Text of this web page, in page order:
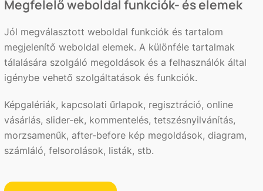
Megfelelő weboldal funkciók- és elemek
Jól megválasztott weboldal funkciók és tartalom
megjelenítő weboldal elemek. A különféle tartalmak
tálalására szolgáló megoldások és a felhasználók által
igénybe vehető szolgáltatások és funkciók.
Képgalériák, kapcsolati űrlapok, regisztráció, online
vásárlás, slider-ek, kommentelés, tetszésnyilvánítás,
morzsamenűk, after-before kép megoldások, diagram,
számláló, felsorolások, listák, stb.